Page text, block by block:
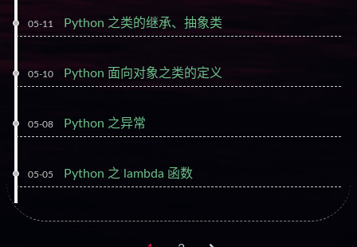
05-11 Python 之类的继承、抽象类
05-10 Python 面向对象之类的定义
05-08 Python 之异常
05-05 Python 之 lambda 函数